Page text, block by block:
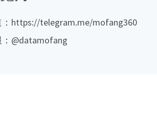
https://telegram.me/mofang360
@datamofang